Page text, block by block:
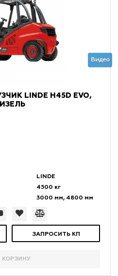
Видео
LINDE H45D EVO,
LINDE
4500 кг
3000 мм, 4800 мм
ЗАПРОСИТЬ КП
КОРЗИНУ